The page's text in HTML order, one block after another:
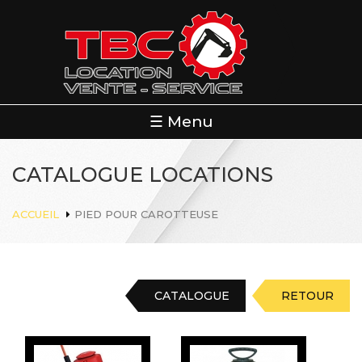
☰ Menu
CATALOGUE LOCATIONS
ACCUEIL PIED POUR CAROTTEUSE
CATALOGUE RETOUR